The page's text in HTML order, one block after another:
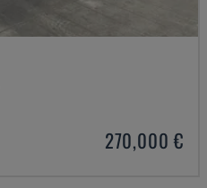
270,000 €